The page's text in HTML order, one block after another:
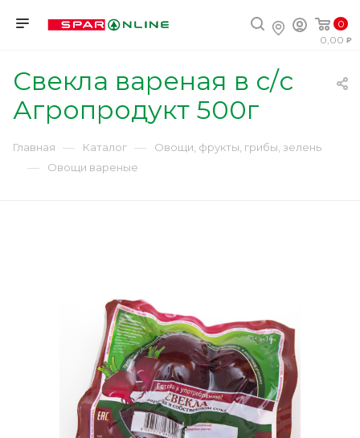
0
0,00
Свекла вареная в с/с
Агропродукт 500г
Главная — Каталог — Овощи, фрукты, грибы, зелень
— Овощи вареные